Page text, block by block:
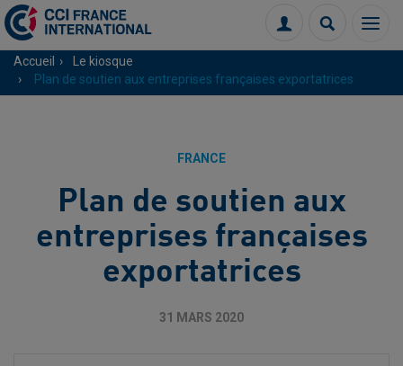
Menu
Connexion
Accueil
Le kiosque
Plan de soutien aux entreprises françaises exportatrices
FRANCE
Plan de soutien aux
entreprises françaises
exportatrices
31 MARS 2020